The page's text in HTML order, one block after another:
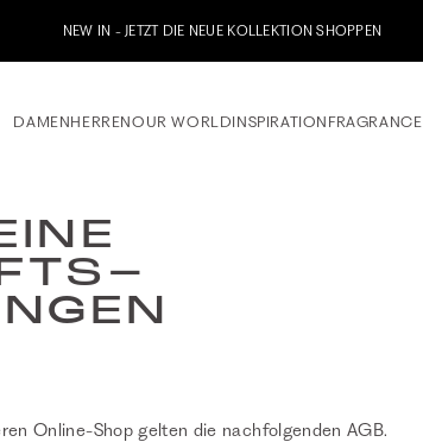
NEW IN - JETZT DIE NEUE KOLLEKTION SHOPPEN
DAMENHERRENOUR WORLDINSPIRATION FRAGRANCE
Online-Shop gelten die nachfolgenden AGB.